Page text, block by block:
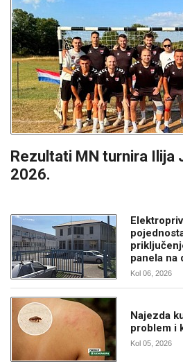
Rezultati MN turnira Ilija
2026.
panela na
Kol 06, 2026
Najezda
problem i
Kol 05, 2026